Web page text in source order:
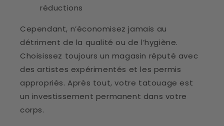
réductions
Cependant, n’économisez jamais au
détriment de la qualité ou de l’hygiène.
Choisissez toujours un magasin réputé avec
des artistes expérimentés et les permis
appropriés. Après tout, votre tatouage est
un investissement permanent dans votre
corps.